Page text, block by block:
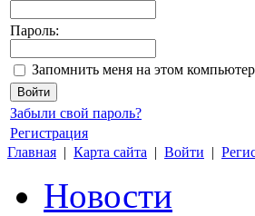
Пароль:
Запомнить меня на этом
Забыли свой пароль?
Регистрация
Главная | Карта сайта | Войти |
Новости